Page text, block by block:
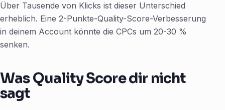
Über Tausende von Klicks ist dieser Unterschied
erheblich. Eine 2-Punkte-Quality-Score-Verbesserung
in deinem Account könnte die CPCs um 20-30 %
senken.
Was Quality Score dir nicht
sagt